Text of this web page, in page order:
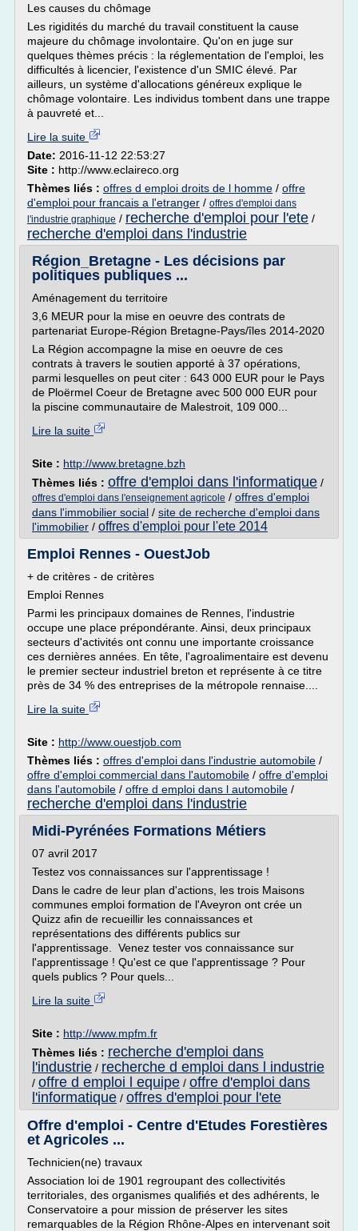
Les causes du chômage
Les rigidités du marché du travail constituent la cause
majeure du chômage involontaire. Qu'on en juge sur
quelques thèmes précis : la réglementation de l'emploi, les
difficultés à licencier, l'existence d'un SMIC élevé. Par
ailleurs, un système d'allocations généreux explique le
chômage volontaire. Les individus tombent dans une trappe
à pauvreté et...
Lire la suite
Date: 2016-11-12 22:53:27
Site : http://www.eclaireco.org
Thèmes liés : offres d emploi droits de l homme / offre
d'emploi pour francais a l'etranger / offres d'emploi dans
l'industrie graphique / recherche d'emploi pour l'ete /
recherche d'emploi dans l'industrie
Région_Bretagne - Les décisions par
politiques publiques ...
Aménagement du territoire
3,6 MEUR pour la mise en oeuvre des contrats de
partenariat Europe-Région Bretagne-Pays/îles 2014-2020
La Région accompagne la mise en oeuvre de ces
contrats à travers le soutien apporté à 37 opérations,
parmi lesquelles on peut citer : 643 000 EUR pour le Pays
de Ploërmel Coeur de Bretagne avec 500 000 EUR pour
la piscine communautaire de Malestroit, 109 000...
Lire la suite
Site : http://www.bretagne.bzh
Thèmes liés : offre d'emploi dans l'informatique /
offres d'emploi dans l'enseignement agricole / offres d'emploi
dans l'immobilier social / site de recherche d'emploi dans
l'immobilier / offres d'emploi pour l'ete 2014
Emploi Rennes - OuestJob
+ de critères - de critères
Emploi Rennes
Parmi les principaux domaines de Rennes, l'industrie
occupe une place prépondérante. Ainsi, deux principaux
secteurs d'activités ont connu une importante croissance
ces dernières années. En tête, l'agroalimentaire est devenu
le premier secteur industriel breton et représente à ce titre
près de 34 % des entreprises de la métropole rennaise....
Lire la suite
Site : http://www.ouestjob.com
Thèmes liés : offres d'emploi dans l'industrie automobile /
offre d'emploi commercial dans l'automobile / offre d'emploi
dans l'automobile / offre d emploi dans l automobile /
recherche d'emploi dans l'industrie
Midi-Pyrénées Formations Métiers
07 avril 2017
Testez vos connaissances sur l'apprentissage !
Dans le cadre de leur plan d'actions, les trois Maisons
communes emploi formation de l'Aveyron ont crée un
Quizz afin de recueillir les connaissances et
représentations des différents publics sur
l'apprentissage. Venez tester vos connaissance sur
l'apprentissage ! Qu'est ce que l'apprentissage ? Pour
quels publics ? Pour quels...
Lire la suite
Site : http://www.mpfm.fr
Thèmes liés : recherche d'emploi dans
l'industrie / recherche d emploi dans l industrie
/ offre d emploi l equipe / offre d'emploi dans
l'informatique / offres d'emploi pour l'ete
Offre d'emploi - Centre d'Etudes Forestières
et Agricoles ...
Technicien(ne) travaux
Association loi de 1901 regroupant des collectivités
territoriales, des organismes qualifiés et des adhérents, le
Conservatoire a pour mission de préserver les sites
remarquables de la Région Rhône-Alpes en intervenant soit